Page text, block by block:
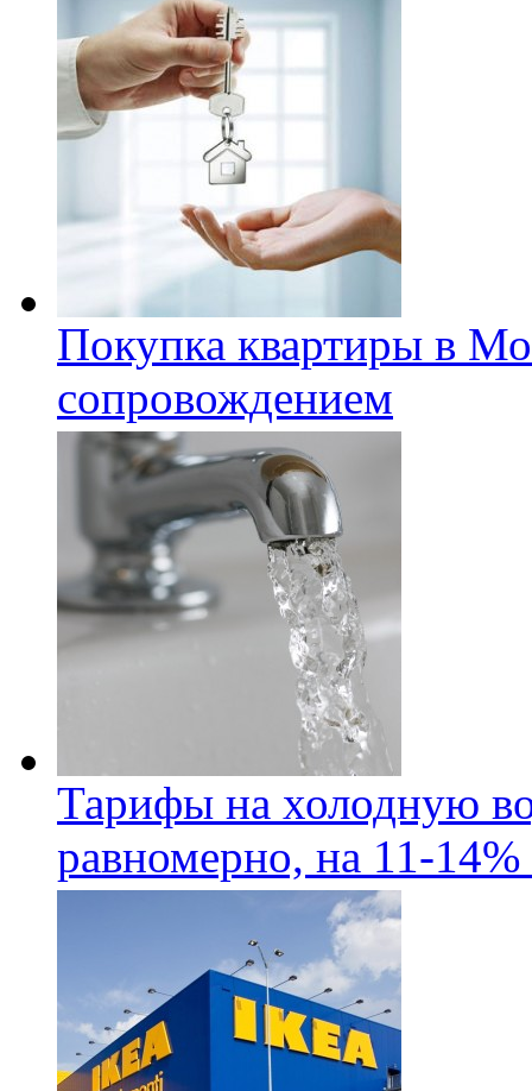
Покупка квартиры в
сопровождением
Тарифы на холодную
равномерно, на 11-14%